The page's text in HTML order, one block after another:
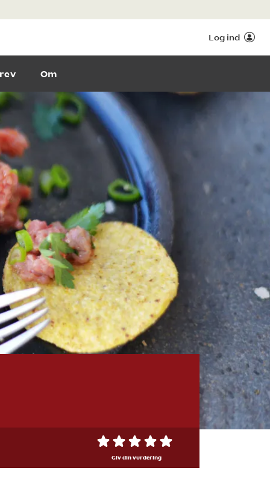
Log ind
Om
Giv din vurdering